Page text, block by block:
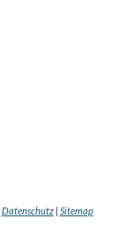
Datenschutz| Sitemap